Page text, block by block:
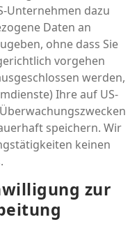
Unternehmen dazu
Daten an
ohne dass Sie
vorgehen
werden,
Ihre auf US-
speichern. Wir
keinen
zur